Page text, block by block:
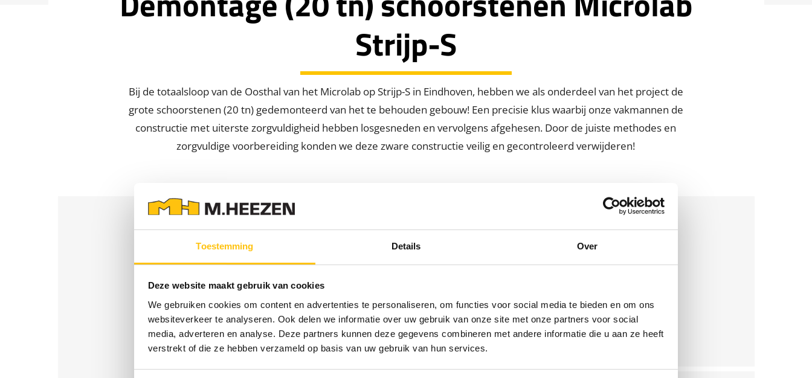
Toestemming Details Over
Deze website maakt gebruik van cookies
We gebruiken cookies om content en advertenties te personaliseren, om functies voor social media te bieden en om ons
websiteverkeer te analyseren. Ook delen we informatie over uw gebruik van onze site met onze partners voor social
media, adverteren en analyse. Deze partners kunnen deze gegevens combineren met andere informatie die u aan ze heeft
verstrekt of die ze hebben verzameld op basis van uw gebruik van hun services.
Strijp-S
Bij de totaalsloop van de Oosthal van het Microlab op Strijp-S in Eindhoven, hebben we als onderdeel van het project de
grote schoorstenen (20 tn) gedemonteerd van het te behouden gebouw! Een precisie klus waarbij onze vakmannen de
constructie met uiterste zorgvuldigheid hebben losgesneden en vervolgens afgehesen. Door de juiste methodes en
zorgvuldige voorbereiding konden we deze zware constructie veilig en gecontroleerd verwijderen!